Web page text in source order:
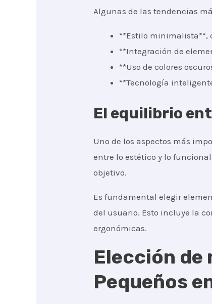
Algunas de las tendencias
**Estilo minimalista**,
**Integración de
**Uso de colores
**Tecnología
El equilibrio
Uno de los aspectos más
entre lo estético y lo
objetivo.
Es fundamental elegir
del usuario. Esto incluye la
ergonómicas.
Elección de
Pequeños